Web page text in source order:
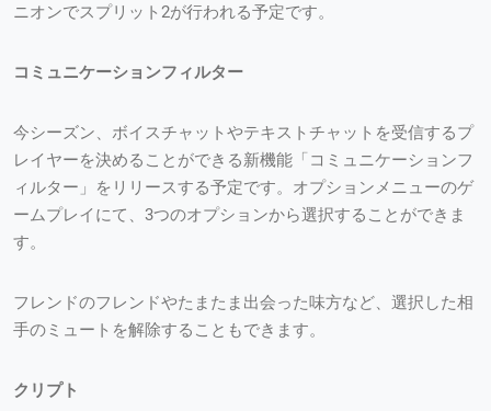
ニオンでスプリット2が行われる予定です。
コミュニケーションフィルター
今シーズン、ボイスチャットやテキストチャットを受信するプ
レイヤーを決めることができる新機能「コミュニケーションフ
ィルター」をリリースする予定です。オプションメニューのゲ
ームプレイにて、3つのオプションから選択することができま
す。
フレンドのフレンドやたまたま出会った味方など、選択した相
手のミュートを解除することもできます。
クリプト